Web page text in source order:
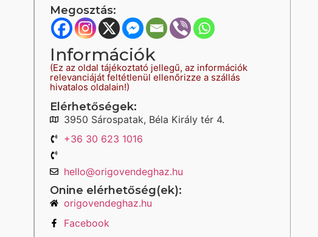
Megosztás:
Információk
(Ez az oldal tájékoztató jellegű, az információk
relevanciáját feltétlenül ellenőrizze a szállás
hivatalos oldalain!)
Elérhetőségek:
3950 Sárospatak, Béla Király tér 4.
+36 30 623 1016
hello@origovendeghaz.hu
Onine elérhetőség(ek):
origovendeghaz.hu
Facebook